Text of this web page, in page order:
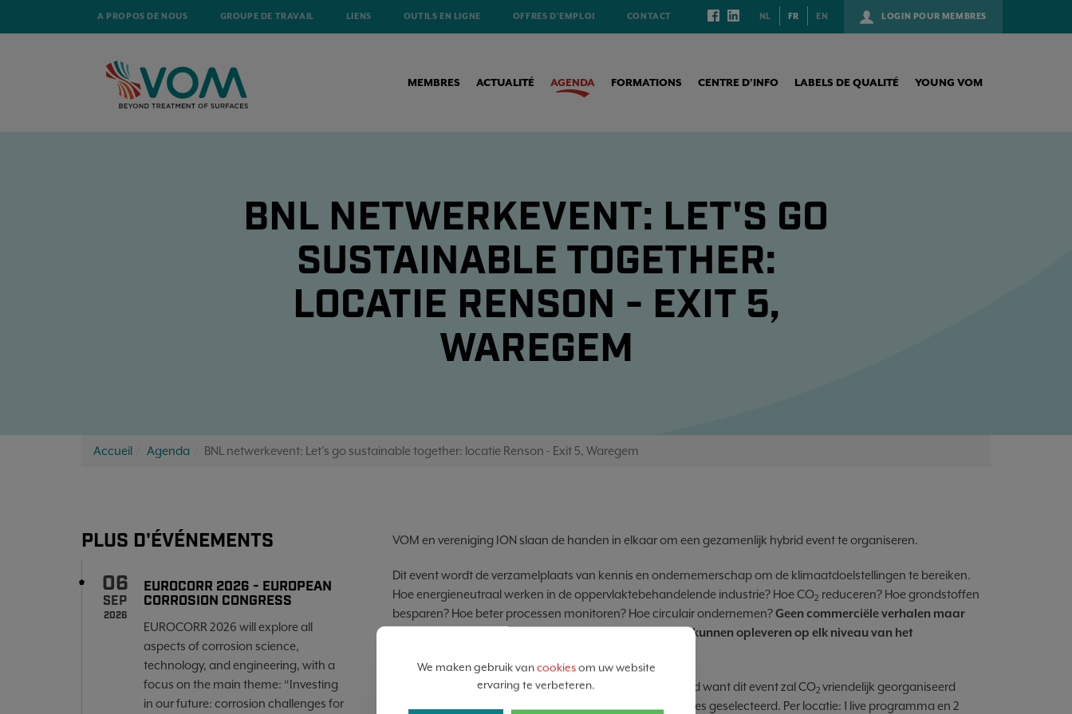
A PROPOS DE NOUS GROUPE DE TRAVAIL LIENS OUTILS EN LIGNE OFFRES D'EMPLOI CONTACT LOGIN POUR MEMBRES
NL FR EN
MEMBRES ACTUALITÉ AGENDA FORMATIONS CENTRE D’INFO LABELS DE QUALITÉ YOUNG VOM
BNL NETWERKEVENT: LET'S GO
SUSTAINABLE TOGETHER:
LOCATIE RENSON - EXIT 5,
WAREGEM
Accueil Agenda BNL netwerkevent: Let's go sustainable together: locatie Renson - Exit 5, Waregem
PLUS D'ÉVÉNEMENTS
06
SEP
2026
EUROCORR 2026 - EUROPEAN
CORROSION CONGRESS
EUROCORR 2026 will explore all
aspects of corrosion science,
technology, and engineering, with a
focus on the main theme: “Investing
in our future: corrosion challenges for
VOM en vereniging ION slaan de handen in elkaar om een gezamenlijk hybrid event te organiseren.
Dit event wordt de verzamelplaats van kennis en ondernemerschap om de klimaatdoelstellingen te bereiken.
Hoe energieneutraal werken in de oppervlaktebehandelende industrie? Hoe CO2 reduceren? Hoe grondstoffen
besparen? Hoe beter processen monitoren? Hoe circulair ondernemen?Geen commerciële verhalen maar
echte cases en oplossingen – klein of groot – die winst kunnen opleveren op elk niveau van het
VOM en Vereniging ION geven alvast het goede voorbeeld want dit event zal CO2 vriendelijk georganiseerd
worden. Wij besparen op reistijd en fileleed. Er zijn 3 locaties geselecteerd. Per locatie: 1 live programma en 2
We maken gebruik vancookiesom uw website
ervaring te verbeteren.